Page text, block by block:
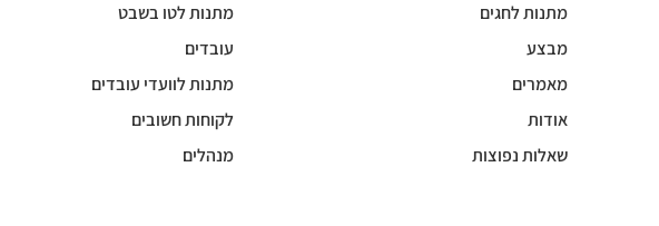
מתנות לחגים
מבצע
מאמרים
אודות
שאלות נפוצות
מתנות לטו בשבט
עובדים
מתנות לוועדי עובדים
לקוחות חשובים
מנהלים